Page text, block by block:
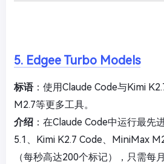
5. Edgee Turbo Models
标语：使用Claude Code与Kimi
M2.7等更多工具。
介绍 ：在Claude Code中运行最先
5.1、Kimi K2.7 Code、MiniMax
（每秒高达200个标记），只需每